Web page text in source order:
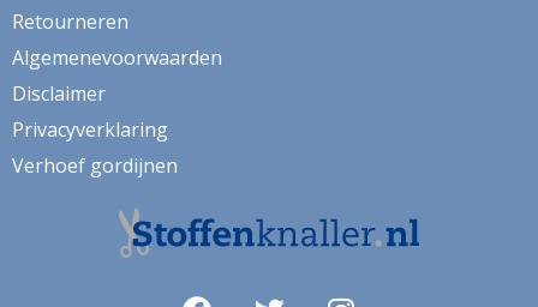
groene thee
groot
harten
hartjes
Retourneren
Algemenevoorwaarden
Disclaimer
Privacyverklaring
Verhoef gordijnen